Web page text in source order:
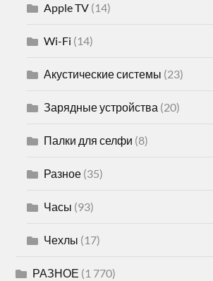
Apple TV (14)
Wi-Fi (14)
Акустические системы (23)
Зарядные устройства (20)
Палки для селфи (8)
Разное (35)
Часы (93)
Чехлы (17)
РАЗНОЕ (1 770)